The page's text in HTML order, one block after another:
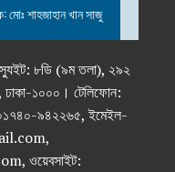
শাহজাহান খান সাজু
স্যুইট: ৮ডি (৯ম তলা), ২৯২
ঢাকা-১০০০। টেলিফোন:
৯৪২২৬৫, ইমেইল-
ওয়েবসাইট: